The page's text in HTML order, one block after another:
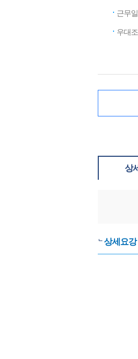
근무
우대
상
상세요강